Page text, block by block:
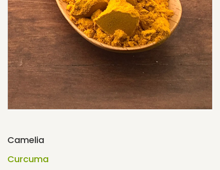
Camelia
Curcuma